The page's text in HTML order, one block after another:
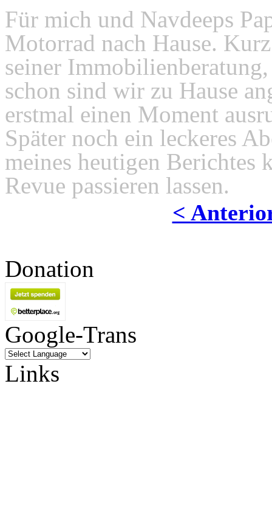
Für mich und Navdeeps
Motorrad nach Hause.
seiner
schon sind wir zu Hause
erstmal einen Moment
Später noch ein leckeres
meines heutigen Berichtes
Revue passieren lassen.
<
Donation
Google-Trans
Links